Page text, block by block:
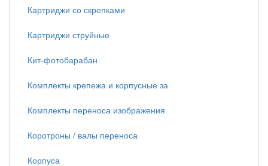
Картриджи со скрепками
Картриджи струйные
Кит-фотобарабан
Комплекты крепежа и корпусные за
Комплекты переноса изображения
Коротроны / валы переноса
Корпуса